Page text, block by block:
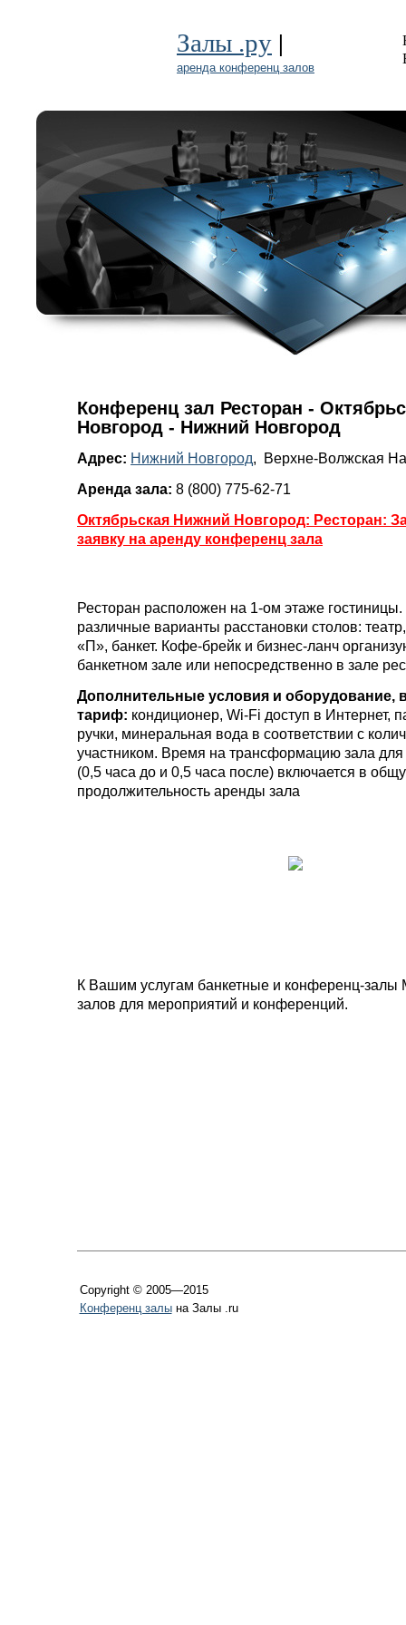
Залы .ру |
аренда конференц залов
Конференц зал Ресторан -
Новгород - Нижний Новгород
Адрес: Нижний Новгород, Верхне-Волжская
Аренда зала: 8 (800) 775-62-71
Октябрьская Нижний Новгород: Ресторан:
заявку на аренду конференц зала
Ресторан расположен на 1-ом этаже
различные варианты расстановки столов:
«П», банкет. Кофе-брейк и бизнес-ланч
банкетном зале или непосредственно в зале
Дополнительные условия и оборудование,
тариф: кондиционер, Wi-Fi доступ в Интернет,
ручки, минеральная вода в соответствии с
участником. Время на трансформацию зала
(0,5 часа до и 0,5 часа после) включается в
продолжительность аренды зала
К Вашим услугам банкетные и конференц-залы
залов для мероприятий и конференций.
Copyright © 2005—2015
Конференц залына Залы .ru